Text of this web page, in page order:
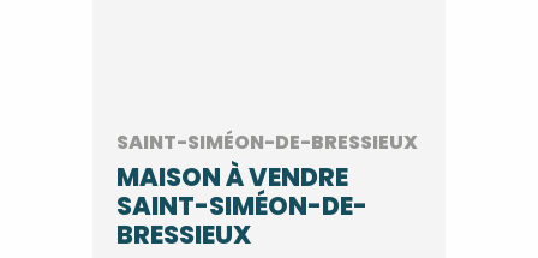
SAINT-SIMÉON-DE-BRESSIEUX
MAISON À VENDRE
SAINT-SIMÉON-DE-
BRESSIEUX